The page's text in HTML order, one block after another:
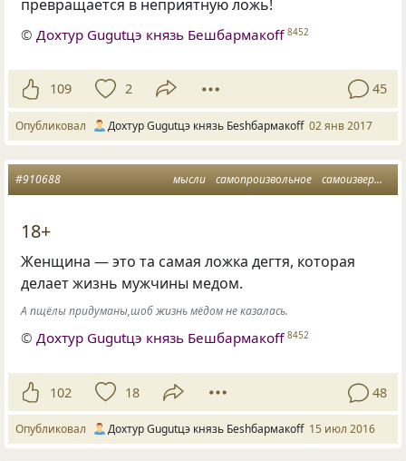
превращается в неприятную ложь!
© Дохтур Gugutцэ князь Бешбармакоff 8452
109 2 45
Опубликовал Дохтур Gugutцэ князь Беshбармакоff 02 янв 2017
мысли самопроизвольное самоизвержение
#910688
18+
Женщина — это та самая ложка дегтя, которая
делает жизнь мужчины медом.
А пщёлы придуманы,шоб жизнь мёдом не казалась.
©Дохтур Gugutцэ князь Бешбармакоff 8452
102 18 48
Опубликовал Дохтур Gugutцэ князь Беshбармакоff 15 июл 2016